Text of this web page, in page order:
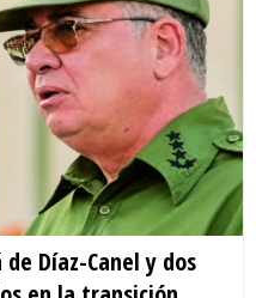
Díaz-Canel y dos